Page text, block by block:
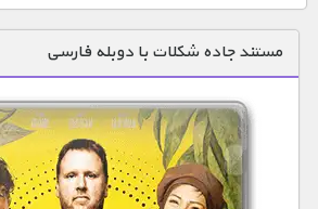
دنیای خوراکی ها
زمین شناسی / محیط زیست
سازه/ معماری/ مهندسی
سرگرمی
شناخت کودکان
مستند جاده شکلات با دوبله فارسی